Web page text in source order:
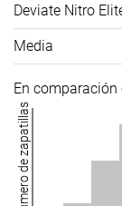
Deviate Nitro
Media
En
Número de zapatillas